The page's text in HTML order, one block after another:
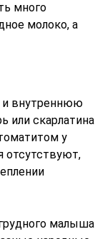
много
молоко, а
и внутреннюю
или скарлатина
у
отсутствуют,
малыша